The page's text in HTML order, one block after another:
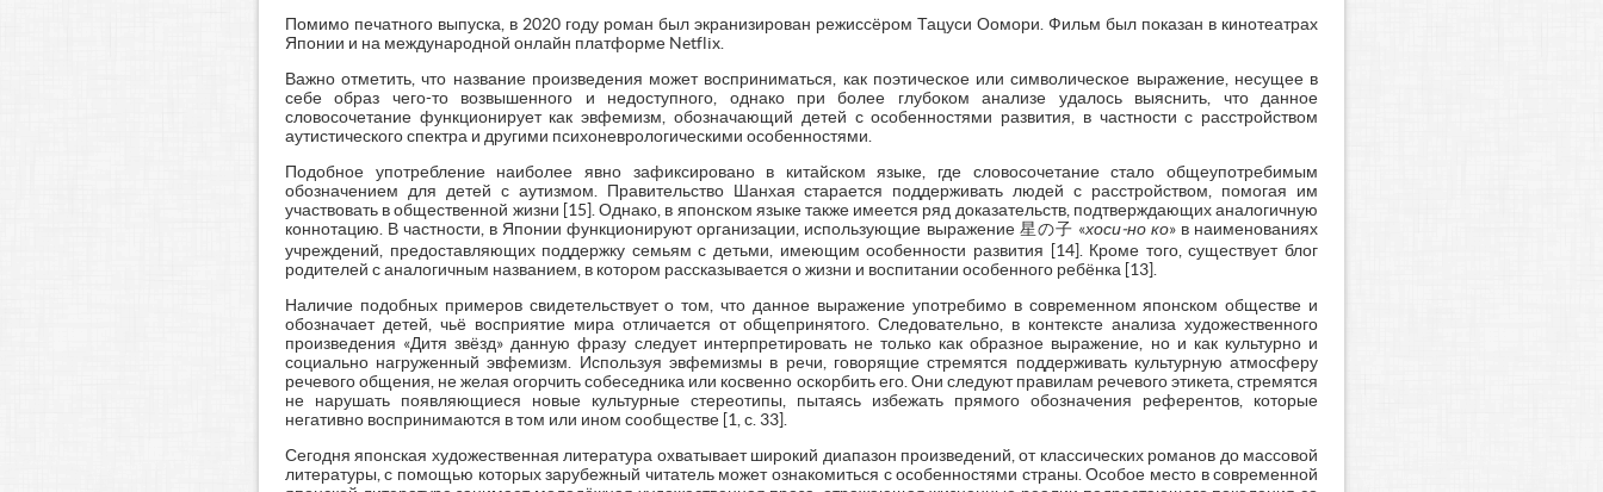
Помимо печатного выпуска, в 2020 году роман был экранизирован режиссёром Тацуси Оомори. Фильм был показан в кинотеатрах
Японии и на международной онлайн платформе Netflix.
Важно отметить, что название произведения может восприниматься, как поэтическое или символическое выражение, несущее в
себе образ чего-то возвышенного и недоступного, однако при более глубоком анализе удалось выяснить, что данное
словосочетание функционирует как эвфемизм, обозначающий детей с особенностями развития, в частности с расстройством
аутистического спектра и другими психоневрологическими особенностями.
Подобное употребление наиболее явно зафиксировано в китайском языке, где словосочетание стало общеупотребимым
обозначением для детей с аутизмом. Правительство Шанхая старается поддерживать людей с расстройством, помогая им
участвовать в общественной жизни [15]. Однако, в японском языке также имеется ряд доказательств, подтверждающих аналогичную
коннотацию. В частности, в Японии функционируют организации, использующие выражение 星の子 «хоси-но ко» в наименованиях
учреждений, предоставляющих поддержку семьям с детьми, имеющим особенности развития [14]. Кроме того, существует блог
родителей с аналогичным названием, в котором рассказывается о жизни и воспитании особенного ребёнка [13].
Наличие подобных примеров свидетельствует о том, что данное выражение употребимо в современном японском обществе и
обозначает детей, чьё восприятие мира отличается от общепринятого. Следовательно, в контексте анализа художественного
произведения «Дитя звёзд» данную фразу следует интерпретировать не только как образное выражение, но и как культурно и
социально нагруженный эвфемизм. Используя эвфемизмы в речи, говорящие стремятся поддерживать культурную атмосферу
речевого общения, не желая огорчить собеседника или косвенно оскорбить его. Они следуют правилам речевого этикета, стремятся
не нарушать появляющиеся новые культурные стереотипы, пытаясь избежать прямого обозначения референтов, которые
негативно воспринимаются в том или ином сообществе [1, с. 33].
Сегодня японская художественная литература охватывает широкий диапазон произведений, от классических романов до массовой
литературы, с помощью которых зарубежный читатель может ознакомиться с особенностями страны. Особое место в современной